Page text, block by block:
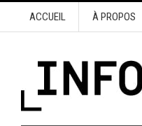
ACCUEIL À PROPOS